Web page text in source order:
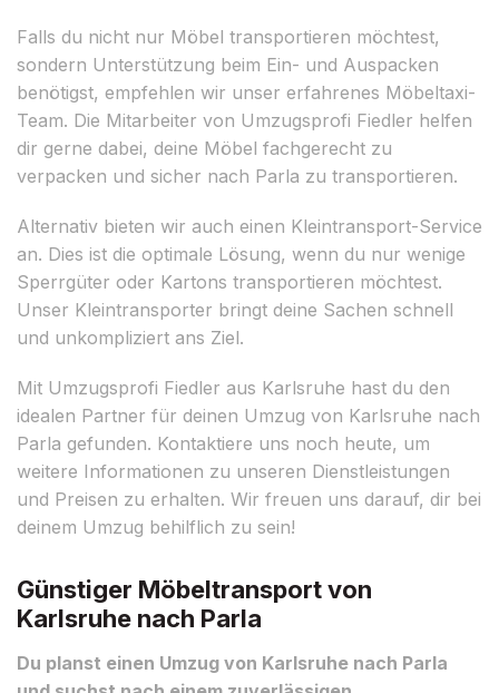
Falls du nicht nur Möbel transportieren möchtest,
sondern Unterstützung beim Ein- und Auspacken
benötigst, empfehlen wir unser erfahrenes Möbeltaxi-
Team. Die Mitarbeiter von Umzugsprofi Fiedler helfen
dir gerne dabei, deine Möbel fachgerecht zu
verpacken und sicher nach Parla zu transportieren.
Alternativ bieten wir auch einen Kleintransport-Service
an. Dies ist die optimale Lösung, wenn du nur wenige
Sperrgüter oder Kartons transportieren möchtest.
Unser Kleintransporter bringt deine Sachen schnell
und unkompliziert ans Ziel.
Mit Umzugsprofi Fiedler aus Karlsruhe hast du den
idealen Partner für deinen Umzug von Karlsruhe nach
Parla gefunden. Kontaktiere uns noch heute, um
weitere Informationen zu unseren Dienstleistungen
und Preisen zu erhalten. Wir freuen uns darauf, dir bei
deinem Umzug behilflich zu sein!
Günstiger Möbeltransport von
Karlsruhe nach Parla
Du planst einen Umzug von Karlsruhe nach Parla